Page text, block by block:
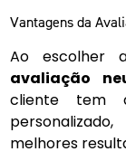
Vantagens da
Ao escolher
avaliação
cliente tem
melhores